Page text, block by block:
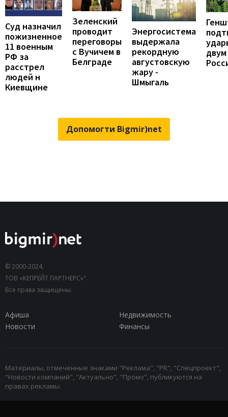
Суд назначил
пожизненное
11 военным
РФ за
расстрел
людей н
Киевщине
Зеленский
проводит
переговоры
с Вучичем в
Белграде
Энергосистема
выдержала
рекордную
августовскую
жару -
Шмыгаль
Допомогти Bigmir)net
© 2000-2024,
ТОВ «КЕПРЕЙТ ПАРТНЕРС»".
Все права защищены.
Афиша
Недвижимость
Новости
Финансы
Материалы, отмеченные знаками "Реклама", "PR", "Спецпроект",
"Новости компаний", "Актуально", "Промо", публикуются на
правах рекламы.